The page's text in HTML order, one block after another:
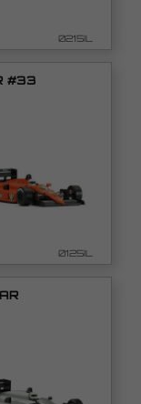
0215IL
#33
0125IL